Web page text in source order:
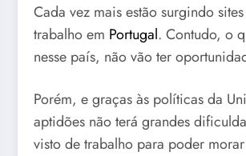
Cada vez mais estão surgindo
trabalho em Portugal. Contudo, o
nesse país, não vão ter
Porém, e graças às políticas da
aptidões não terá grandes
visto de trabalho para poder